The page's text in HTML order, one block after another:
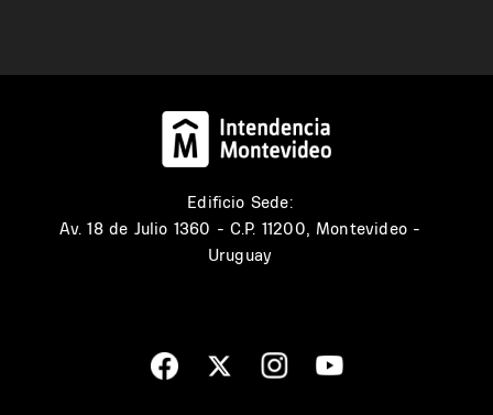
Edificio Sede:
Av. 18 de Julio 1360 - C.P. 11200, Montevideo -
Uruguay